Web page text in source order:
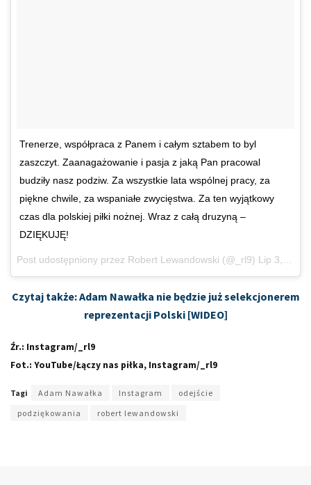
Trenerze, współpraca z Panem i całym sztabem to byl
zaszczyt. Zaanagażowanie i pasja z jaką Pan pracowal
budziły nasz podziw. Za wszystkie lata wspólnej pracy, za
piękne chwile, za wspaniałe zwycięstwa. Za ten wyjątkowy
czas dla polskiej piłki nożnej. Wraz z całą druzyną –
DZIĘKUJĘ!
Post udostępniony przez Robert Lewandowski (@_rl9) Lip 3, 2018 o 5:20 PDT
Czytaj także: Adam Nawałka nie będzie już selekcjonerem
reprezentacji Polski [WIDEO]
Źr.: Instagram/_rl9
Fot.: YouTube/Łączy nas piłka, Instagram/_rl9
Tagi Adam Nawałka Instagram
odejście
podziękowania
robert lewandowski